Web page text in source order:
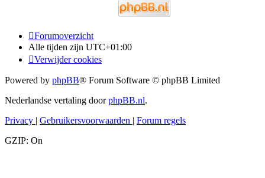
Forumoverzicht
Alle tijden zijn UTC+01:00
Verwijder cookies
Powered by phpBB® Forum Software © phpBB Limited
Nederlandse vertaling doorphpBB.nl.
Privacy | Gebruikersvoorwaarden | Forum regels
GZIP: On